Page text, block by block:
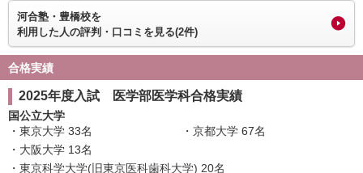
河合塾・豊橋校を
利用した人の評判・口コミを見る(2件)
合格実績
2025年度入試 医学部医学科合格実績
国公立大学
東京大学 33名
京都大学 67名
大阪大学 13名
東京科学大学(旧東京医科歯科大学) 20名